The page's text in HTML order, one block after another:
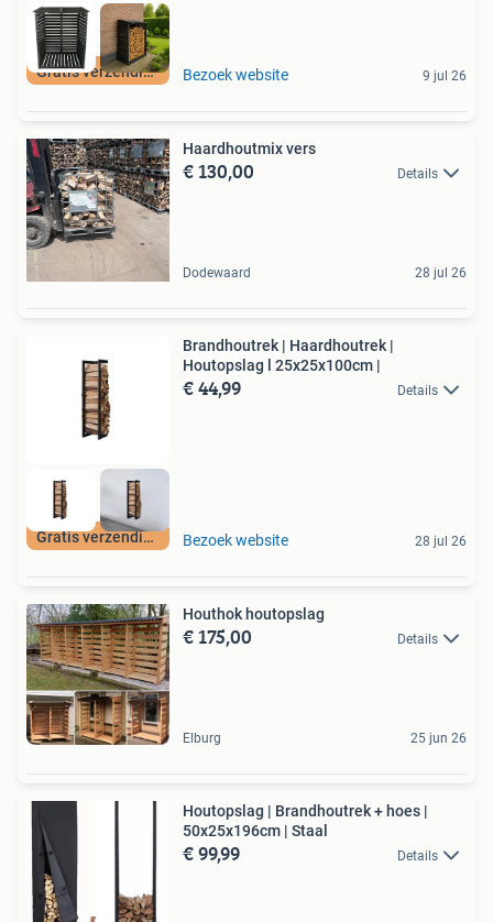
Gratis verzending Bezoek website 9 jul 26
Haardhoutmix vers
€ 130,00 Details
Dodewaard 28 jul 26
Gratis verzending
Brandhoutrek | Haardhoutrek |
Houtopslag l 25x25x100cm |
€ 44,99 Details
Bezoek website 28 jul 26
Houthok houtopslag
€ 175,00 Details
Elburg 25 jun 26
Houtopslag | Brandhoutrek + hoes |
50x25x196cm | Staal
€ 99,99 Details